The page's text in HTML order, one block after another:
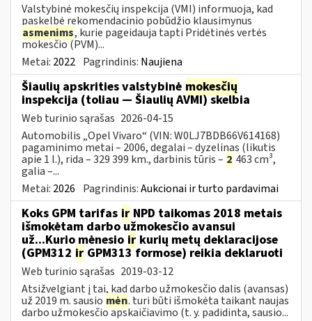
Valstybinė mokesčių inspekcija (VMI) informuoja, kad
paskelbė rekomendacinio pobūdžio klausimynus
asmenims, kurie pageidauja tapti Pridėtinės vertės
mokesčio (PVM)...
Metai: 2022 Pagrindinis: Naujiena
Šiaulių apskrities valstybinė mokesčių
inspekcija (toliau — Šiaulių AVMI) skelbia
Web turinio sąrašas 2026-04-15
Automobilis „Opel Vivaro“ (VIN: W0LJ7BDB66V614168)
pagaminimo metai – 2006, degalai – dyzelinas (likutis
apie 1 l.), rida – 329 399 km., darbinis tūris – 2 463 cm³,
galia –...
Metai: 2026 Pagrindinis:Aukcionai ir turto pardavimai
Koks GPM tarifas ir NPD taikomas 2018 metais
išmokėtam darbo užmokesčio avansui
už...Kurio mėnesio ir kurių metų deklaracijose
(GPM312 ir GPM313 formose) reikia deklaruoti
Web turinio sąrašas 2019-03-12
Atsižvelgiant į tai, kad darbo užmokesčio dalis (avansas)
už 2019 m. sausio mėn. turi būti išmokėta taikant naujas
darbo užmokesčio apskaičiavimo (t. y. padidinta, sausio...